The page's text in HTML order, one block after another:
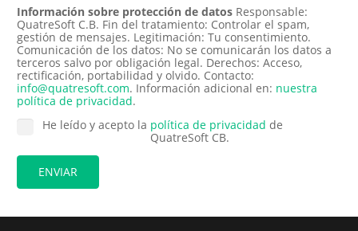
Información sobre protección de datos Responsable:
QuatreSoft C.B. Fin del tratamiento: Controlar el spam,
gestión de mensajes. Legitimación: Tu consentimiento.
Comunicación de los datos: No se comunicarán los datos a
terceros salvo por obligación legal. Derechos: Acceso,
rectificación, portabilidad y olvido. Contacto:
info@quatresoft.com. Información adicional en: nuestra
política de privacidad.
He leído y acepto la política de privacidad de
QuatreSoft CB.